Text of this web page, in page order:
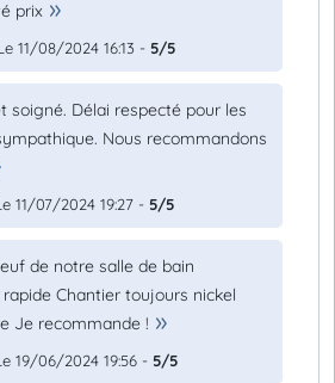
prix
11/08/2024 16:13 - 5/5
soigné. Délai respecté pour les
Nous recommandons
11/07/2024 19:27 - 5/5
de notre salle de bain
Chantier toujours nickel
Je recommande !
19/06/2024 19:56 - 5/5